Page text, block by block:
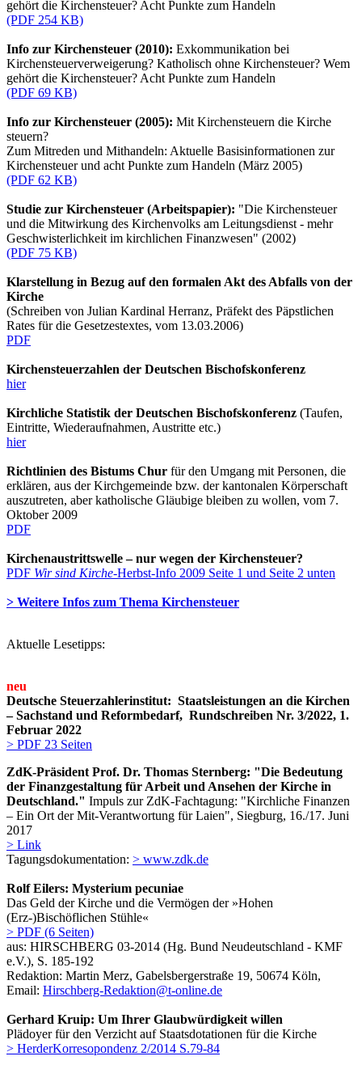
gehört die Kirchensteuer? Acht Punkte zum Handeln
(PDF 254 KB)
Info zur Kirchensteuer (2010): Exkommunikation bei
Kirchensteuerverweigerung? Katholisch ohne Kirchensteuer? Wem
gehört die Kirchensteuer? Acht Punkte zum Handeln
(PDF 69 KB)
Info zur Kirchensteuer (2005): Mit Kirchensteuern die Kirche
steuern?
Zum Mitreden und Mithandeln: Aktuelle Basisinformationen zur
Kirchensteuer und acht Punkte zum Handeln (März 2005)
(PDF 62 KB)
Studie zur Kirchensteuer (Arbeitspapier): "Die Kirchensteuer
und die Mitwirkung des Kirchenvolks am Leitungsdienst - mehr
Geschwisterlichkeit im kirchlichen Finanzwesen" (2002)
(PDF 75 KB)
Klarstellung in Bezug auf den formalen Akt des Abfalls von der
Kirche
(Schreiben von Julian Kardinal Herranz, Präfekt des Päpstlichen
Rates für die Gesetzestextes, vom 13.03.2006)
PDF
Kirchensteuerzahlen der Deutschen Bischofskonferenz
hier
Kirchliche Statistik der Deutschen Bischofskonferenz (Taufen,
Eintritte, Wiederaufnahmen, Austritte etc.)
hier
Richtlinien des Bistums Chur für den Umgang mit Personen, die
erklären, aus der Kirchgemeinde bzw. der kantonalen Körperschaft
auszutreten, aber katholische Gläubige bleiben zu wollen, vom 7.
Oktober 2009
PDF
Kirchenaustrittswelle – nur wegen der Kirchensteuer?
PDF Wir sind Kirche-Herbst-Info 2009 Seite 1 und Seite 2 unten
> Weitere Infos zum Thema Kirchensteuer
Aktuelle Lesetipps:
neu
Deutsche Steuerzahlerinstitut: Staatsleistungen an die Kirchen
– Sachstand und Reformbedarf, Rundschreiben Nr. 3/2022, 1.
Februar 2022
> PDF 23 Seiten
ZdK-Präsident Prof. Dr. Thomas Sternberg: "Die Bedeutung
der Finanzgestaltung für Arbeit und Ansehen der Kirche in
Deutschland." Impuls zur ZdK-Fachtagung: "Kirchliche Finanzen
– Ein Ort der Mit-Verantwortung für Laien", Siegburg, 16./17. Juni
2017
> Link
Tagungsdokumentation: > www.zdk.de
Rolf Eilers: Mysterium pecuniae
Das Geld der Kirche und die Vermögen der »Hohen
(Erz-)Bischöflichen Stühle«
> PDF (6 Seiten)
aus: HIRSCHBERG 03-2014 (Hg. Bund Neudeutschland - KMF
e.V.), S. 185-192
Redaktion: Martin Merz, Gabelsbergerstraße 19, 50674 Köln,
Email: Hirschberg-Redaktion@t-online.de
Gerhard Kruip: Um Ihrer Glaubwürdigkeit willen
Plädoyer für den Verzicht auf Staatsdotationen für die Kirche
> HerderKorresopondenz 2/2014 S.79-84